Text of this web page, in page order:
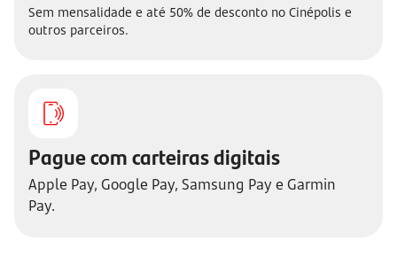
Sem mensalidade e até 50% de desconto no Cinépolis e
outros parceiros.
Pague com carteiras digitais
Apple Pay, Google Pay, Samsung Pay e Garmin
Pay.